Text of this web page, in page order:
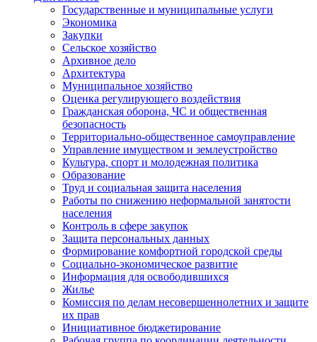
Государственные и муниципальные услуги
Экономика
Закупки
Сельское хозяйство
Архивное дело
Архитектура
Муниципальное хозяйство
Оценка регулирующего воздействия
Гражданская оборона, ЧС и общественная
безопасность
Территориально-общественное самоуправление
Управление имуществом и землеустройство
Культура, спорт и молодежная политика
Образование
Труд и социальная защита населения
Работы по снижению неформальной занятости
населения
Контроль в сфере закупок
Защита персональных данных
Формирование комфортной городской среды
Социально-экономическое развитие
Информация для освободившихся
Жилье
Комиссия по делам несовершеннолетних и защите
их прав
Инициативное бюджетирование